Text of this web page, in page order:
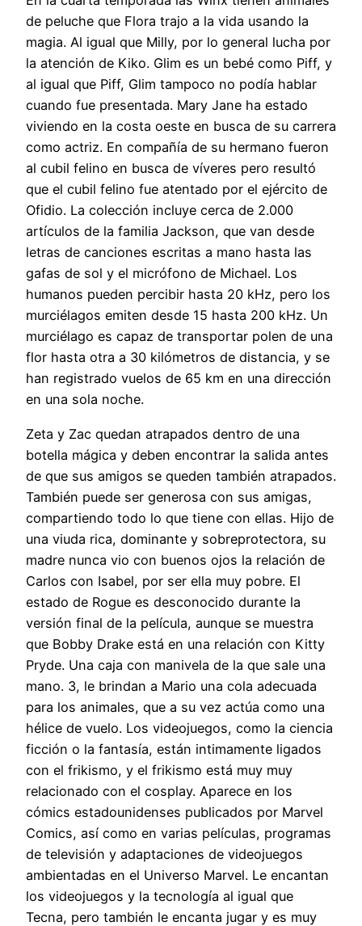
de peluche que Flora trajo a la vida usando la
magia. Al igual que Milly, por lo general lucha por
la atención de Kiko. Glim es un bebé como Piff, y
al igual que Piff, Glim tampoco no podía hablar
cuando fue presentada. Mary Jane ha estado
viviendo en la costa oeste en busca de su carrera
como actriz. En compañía de su hermano fueron
al cubil felino en busca de víveres pero resultó
que el cubil felino fue atentado por el ejército de
Ofidio. La colección incluye cerca de 2.000
artículos de la familia Jackson, que van desde
letras de canciones escritas a mano hasta las
gafas de sol y el micrófono de Michael. Los
humanos pueden percibir hasta 20 kHz, pero los
murciélagos emiten desde 15 hasta 200 kHz. Un
murciélago es capaz de transportar polen de una
flor hasta otra a 30 kilómetros de distancia, y se
han registrado vuelos de 65 km en una dirección
en una sola noche.
Zeta y Zac quedan atrapados dentro de una
botella mágica y deben encontrar la salida antes
de que sus amigos se queden también atrapados.
También puede ser generosa con sus amigas,
compartiendo todo lo que tiene con ellas. Hijo de
una viuda rica, dominante y sobreprotectora, su
madre nunca vio con buenos ojos la relación de
Carlos con Isabel, por ser ella muy pobre. El
estado de Rogue es desconocido durante la
versión final de la película, aunque se muestra
que Bobby Drake está en una relación con Kitty
Pryde. Una caja con manivela de la que sale una
mano. 3, le brindan a Mario una cola adecuada
para los animales, que a su vez actúa como una
hélice de vuelo. Los videojuegos, como la ciencia
ficción o la fantasía, están intimamente ligados
con el frikismo, y el frikismo está muy muy
relacionado con el cosplay. Aparece en los
cómics estadounidenses publicados por Marvel
Comics, así como en varias películas, programas
de televisión y adaptaciones de videojuegos
ambientadas en el Universo Marvel. Le encantan
los videojuegos y la tecnología al igual que
Tecna, pero también le encanta jugar y es muy